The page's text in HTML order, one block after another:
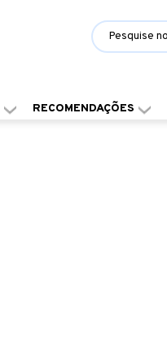
RECOMENDAÇÕES